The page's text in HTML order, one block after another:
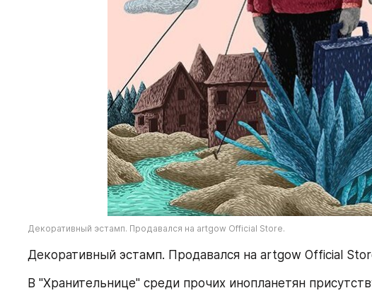
Декоративный эстамп. Продавался на artgow Official Store.
Декоративный эстамп. Продавался на artgow Official
В "Хранительнице" среди прочих инопланетян